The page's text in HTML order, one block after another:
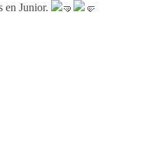
en Junior.